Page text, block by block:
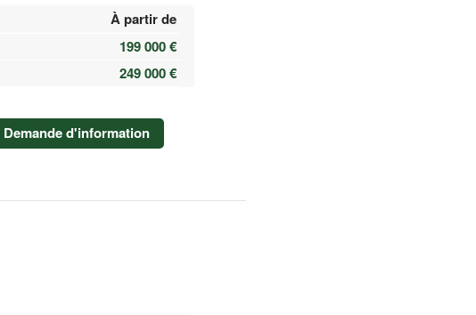
À partir de
199 000 €
249 000 €
Demande d'information